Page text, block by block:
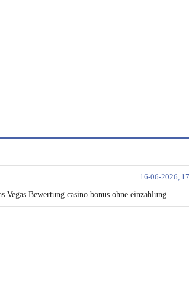
16-06-2026,
Vegas Bewertung casino bonus ohne einzahlung